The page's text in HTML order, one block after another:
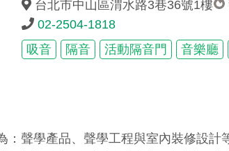
台北市中山區渭水路3巷36號1樓
02-2504-1818
吸音
隔音 活動隔音門 音樂廳
：聲學產品、聲學工程與室內裝修設計